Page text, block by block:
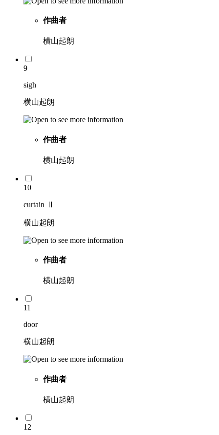
作曲者
横山起朗
9
sigh
横山起朗
作曲者
横山起朗
10
curtain Ⅱ
横山起朗
作曲者
横山起朗
11
door
横山起朗
作曲者
横山起朗
12